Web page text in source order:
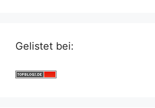
Gelistet bei: